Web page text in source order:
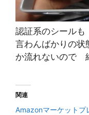
認証系のシール
言わんばかりの
か流れないので
関連
Amazonマーケットプ